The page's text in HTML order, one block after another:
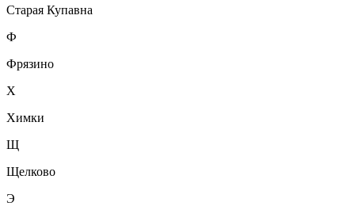
Старая Купавна
Ф
Фрязино
Х
Химки
Щ
Щелково
Э